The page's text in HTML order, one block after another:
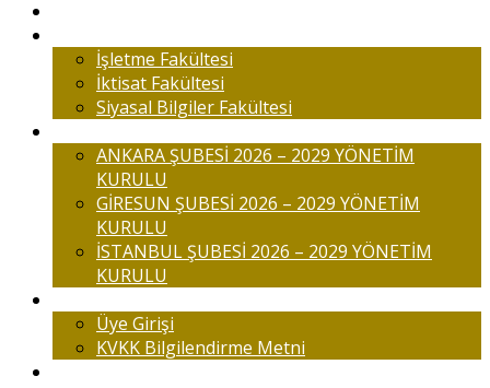
İşletme Fakültesi
İktisat Fakültesi
Siyasal Bilgiler Fakültesi
ANKARA ŞUBESİ 2026 – 2029 YÖNETİM
KURULU
GİRESUN ŞUBESİ 2026 – 2029 YÖNETİM
KURULU
İSTANBUL ŞUBESİ 2026 – 2029 YÖNETİM
KURULU
Üye Girişi
KVKK Bilgilendirme Metni